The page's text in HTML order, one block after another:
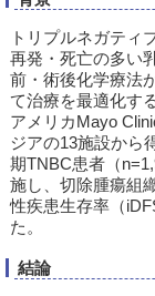
トリプルネガティ
再発・死亡の多い
前・術後化学療法
て治療を最適化す
アメリカMayo
ジアの13施設から
期TNBC患者（
施し、切除腫瘍組
性疾患生存率（
た。
結論